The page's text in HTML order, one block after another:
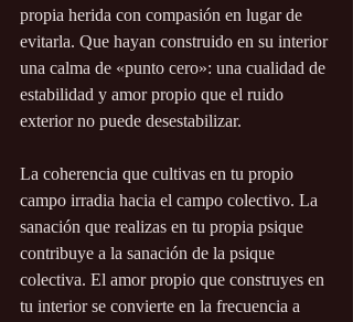
propia herida con compasión en lugar de
evitarla. Que hayan construido en su interior
una calma de «punto cero»: una cualidad de
estabilidad y amor propio que el ruido
exterior no puede desestabilizar.
La coherencia que cultivas en tu propio
campo irradia hacia el campo colectivo. La
sanación que realizas en tu propia psique
contribuye a la sanación de la psique
colectiva. El amor propio que construyes en
tu interior se convierte en la frecuencia a